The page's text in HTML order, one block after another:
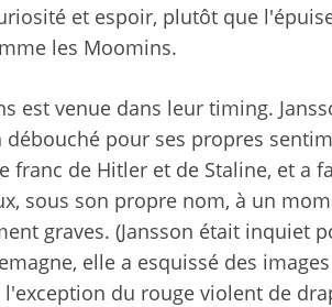
et espoir, plutôt que
les Moomins.
est venue dans leur timing.
débouché pour ses propres
franc de Hitler et de Staline, et a
sous son propre nom, à un
graves. (Jansson était inquiet
elle a esquissé des
du rouge violent de